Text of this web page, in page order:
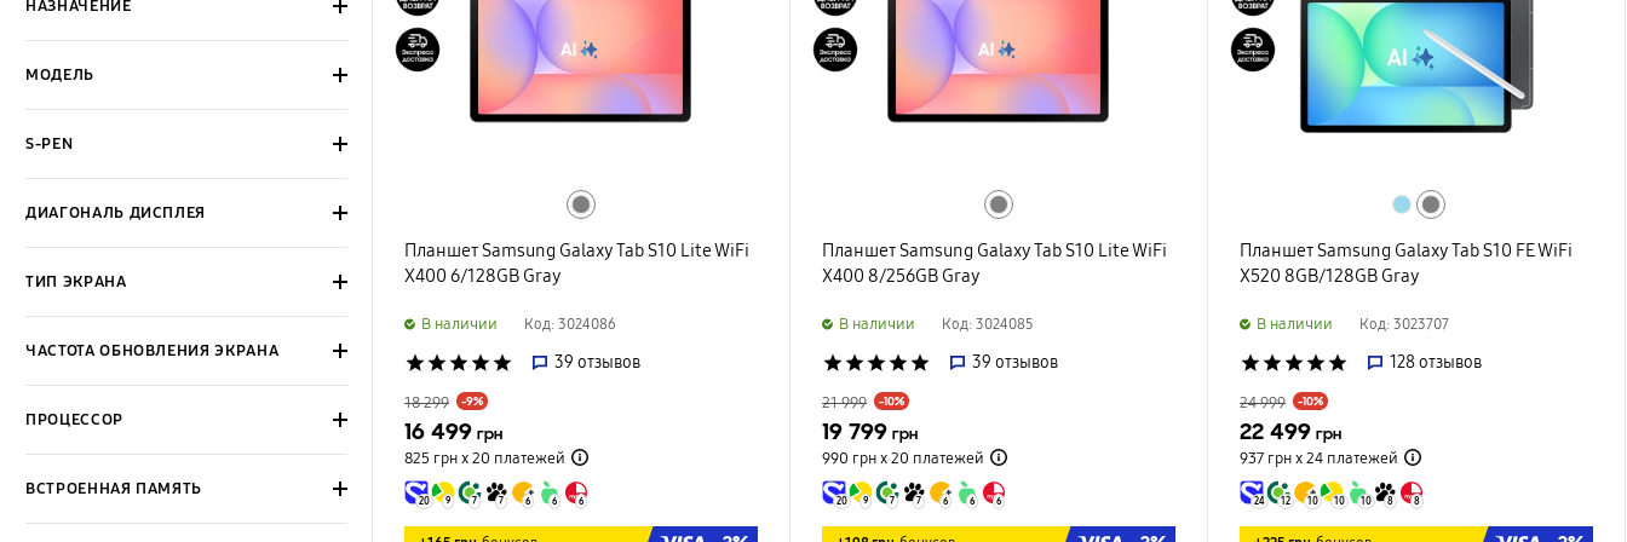
НАЗНАЧЕНИЕ
МОДЕЛЬ
S-PEN
ДИАГОНАЛЬ ДИСПЛЕЯ
ТИП ЭКРАНА
ЧАСТОТА ОБНОВЛЕНИЯ ЭКРАНА
ПРОЦЕССОР
ВСТРОЕННАЯ ПАМЯТЬ
Планшет Samsung Galaxy Tab S10 Lite WiFi
X400 6/128GB Gray
B наличии Код: 3024086
star star star star star 39 отзывов
18 299 -9%
16 499 грн
825 грн х 20 платежей
20 9 7 7 6 6 6
Планшет Samsung Galaxy Tab S10 Lite WiFi
X400 8/256GB Gray
B наличии Код: 3024085
star star star star star 39 отзывов
21 999 -10%
19 799 грн
990 грн х 20 платежей
20 9 7 7 6 6 6
Планшет Samsung Galaxy Tab S10 FE WiFi
X520 8GB/128GB Gray
B наличии Код: 3023707
star star star star star 128отзывов
24 999 -10%
22 499 грн
937 грн х 24 платежей
24 12 10 10 10 8 8